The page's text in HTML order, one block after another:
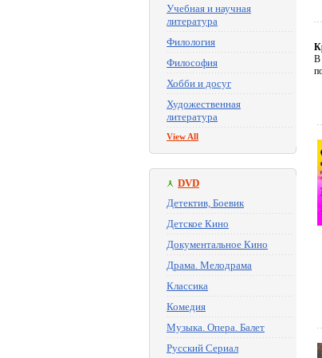
Учебная и научная
литература
Филология
Философия
Хобби и досуг
Художественная
литература
View All
DVD
Детектив, Боевик
Детское Кино
Документальное Кино
Драма. Мелодрама
Классика
Комедия
Музыка. Опера. Балет
Русский Сериал
В